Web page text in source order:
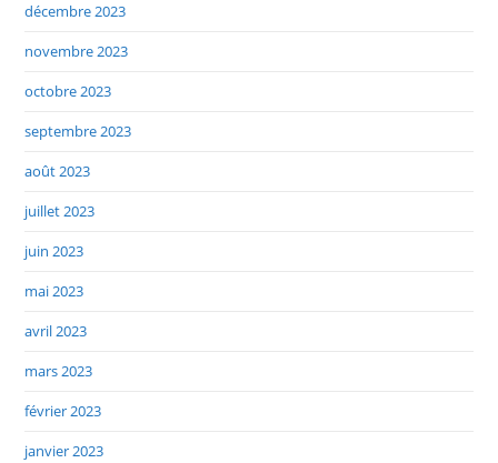
décembre 2023
novembre 2023
octobre 2023
septembre 2023
août 2023
juillet 2023
juin 2023
mai 2023
avril 2023
mars 2023
février 2023
janvier 2023